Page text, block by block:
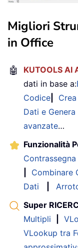
Migliori
in Office
🤖 KUTOOLS AI
dati in base a:
Codice
Dati e
avanzate…
Funzionalità
Combinare
Dati
Super
Multipli
VLookup tra